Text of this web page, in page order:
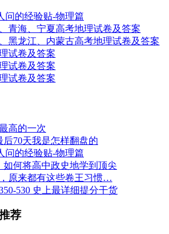
问的经验贴-物理篇
青海、宁夏高考地理试卷及答案
黑龙江、内蒙古高考地理试卷及答案
试卷及答案
试卷及答案
试卷及答案
高的一次
后70天我是怎样翻盘的
问的经验贴-物理篇
如何将高中政史地学到顶尖
原来都有这些卷王习惯…
530 史上最详细提分干货
荐